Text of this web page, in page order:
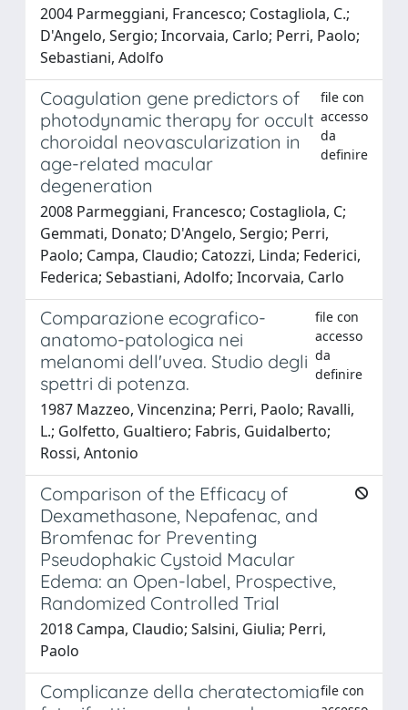
2004 Parmeggiani, Francesco; Costagliola, C.;
D'Angelo, Sergio; Incorvaia, Carlo; Perri, Paolo;
Sebastiani, Adolfo
Coagulation gene predictors of
photodynamic therapy for occult
choroidal neovascularization in
age-related macular
degeneration
file con
accesso
da
definire
2008 Parmeggiani, Francesco; Costagliola, C;
Gemmati, Donato; D'Angelo, Sergio; Perri,
Paolo; Campa, Claudio; Catozzi, Linda; Federici,
Federica; Sebastiani, Adolfo; Incorvaia, Carlo
Comparazione ecografico-
anatomo-patologica nei
melanomi dell'uvea. Studio degli
spettri di potenza.
file con
accesso
da
definire
1987 Mazzeo, Vincenzina; Perri, Paolo; Ravalli,
L.; Golfetto, Gualtiero; Fabris, Guidalberto;
Rossi, Antonio
Comparison of the Efficacy of
Dexamethasone, Nepafenac, and
Bromfenac for Preventing
Pseudophakic Cystoid Macular
Edema: an Open-label, Prospective,
Randomized Controlled Trial
2018 Campa, Claudio; Salsini, Giulia; Perri,
Paolo
Complicanze della cheratectomiafile con